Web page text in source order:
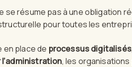
se résume pas à une obligation
pour toutes les
en place de processus digitalisés,
, les